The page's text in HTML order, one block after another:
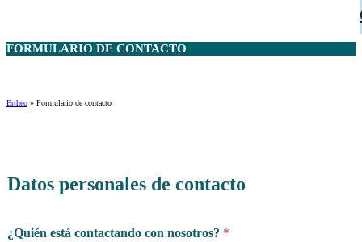
FORMULARIO DE CONTACTO
Ertheo » Formulario de contacto
Datos personales de contacto
¿Quién está contactando con nosotros? *